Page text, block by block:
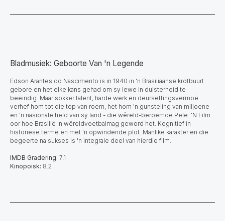
Bladmusiek: Geboorte Van 'n Legende
Edson Arantes do Nascimento is in 1940 in 'n Brasiliaanse krotbuurt
gebore en het elke kans gehad om sy lewe in duisterheid te
beëindig. Maar sokker talent, harde werk en deursettingsvermoë
verhef hom tot die top van roem, het hom 'n gunsteling van miljoene
en 'n nasionale held van sy land - die wêreld-beroemde Pele. 'N Film
oor hoe Brasilië 'n wêreldvoetbalmag geword het. Kognitief in
historiese terme en met 'n opwindende plot. Manlike karakter en die
begeerte na sukses is 'n integrale deel van hierdie film.
IMDB Gradering: 7.1
Kinopoisk: 8.2